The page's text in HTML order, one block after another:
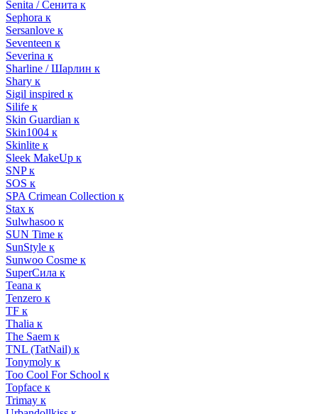
Senita / Сенита к
Sephora к
Sersanlove к
Seventeen к
Severina к
Sharline / Шарлин к
Shary к
Sigil inspired к
Silife к
Skin Guardian к
Skin1004 к
Skinlite к
Sleek MakeUp к
SNP к
SOS к
SPA Crimean Collection к
Stax к
Sulwhasoo к
SUN Time к
SunStyle к
Sunwoo Cosme к
SuperСила к
Teana к
Tenzero к
TF к
Thalia к
The Saem к
TNL (TatNail) к
Tonymoly к
Too Cool For School к
Topface к
Trimay к